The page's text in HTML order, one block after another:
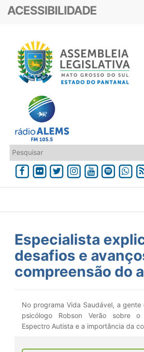
ACESSIBILIDADE
Especialista
desafios e
compreensão do
No programa Vida Saudável, a
psicólogo Robson Verão sobre o
Espectro Autista e a importância da